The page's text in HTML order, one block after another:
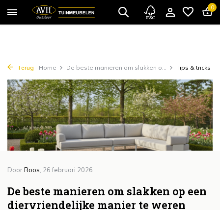
{!!% include 'snippets/cta.rain' %!!} 0
Terug Home De beste manieren om slakken o... Tips & tricks
DoorRoos , 26 februari 2026
De beste manieren om slakken op een
diervriendelijke manier te weren